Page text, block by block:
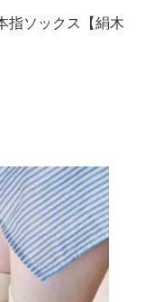
指ソックス【絹木